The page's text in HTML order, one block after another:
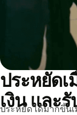
ประหยัด
เงิน และ
ประหยัดได้มากขึ้นเ